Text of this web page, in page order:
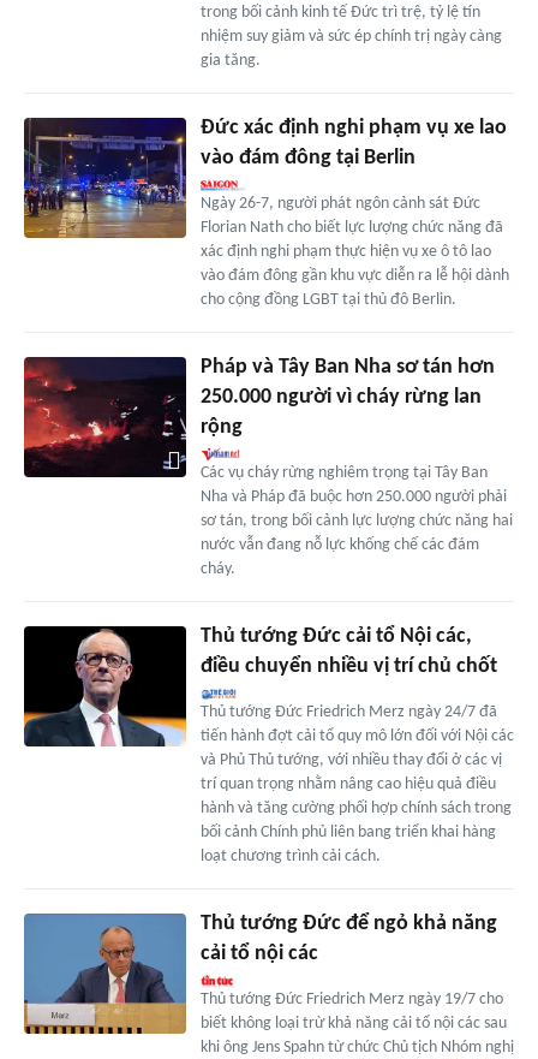
trong bối cảnh kinh tế Đức trì trệ, tỷ lệ tín
nhiệm suy giảm và sức ép chính trị ngày càng
gia tăng.
Đức xác định nghi phạm vụ xe lao
vào đám đông tại Berlin
Ngày 26-7, người phát ngôn cảnh sát Đức
Florian Nath cho biết lực lượng chức năng đã
xác định nghi phạm thực hiện vụ xe ô tô lao
vào đám đông gần khu vực diễn ra lễ hội dành
cho cộng đồng LGBT tại thủ đô Berlin.
Pháp và Tây Ban Nha sơ tán hơn
250.000 người vì cháy rừng lan
rộng
Các vụ cháy rừng nghiêm trọng tại Tây Ban
Nha và Pháp đã buộc hơn 250.000 người phải
sơ tán, trong bối cảnh lực lượng chức năng hai
nước vẫn đang nỗ lực khống chế các đám
cháy.
Thủ tướng Đức cải tổ Nội các,
điều chuyển nhiều vị trí chủ chốt
Thủ tướng Đức Friedrich Merz ngày 24/7 đã
tiến hành đợt cải tổ quy mô lớn đối với Nội các
và Phủ Thủ tướng, với nhiều thay đổi ở các vị
trí quan trọng nhằm nâng cao hiệu quả điều
hành và tăng cường phối hợp chính sách trong
bối cảnh Chính phủ liên bang triển khai hàng
loạt chương trình cải cách.
Thủ tướng Đức để ngỏ khả năng
cải tổ nội các
Thủ tướng Đức Friedrich Merz ngày 19/7 cho
biết không loại trừ khả năng cải tổ nội các sau
khi ông Jens Spahn từ chức Chủ tịch Nhóm nghị